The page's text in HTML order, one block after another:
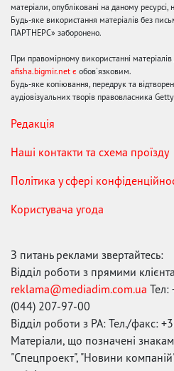
матеріали, опубліковані на даному
Будь-яке використання матеріалів без
ПАРТНЕРС» заборонено.
При правомірному використанні
afisha.bigmir.net є обов'язковим.
Будь-яке копіювання, передрук та
аудіовізуальних творів правовласника
Редакція
Наші контакти та схема проїзду
Політика у сфері
Користувача угода
З питань реклами звертайтесь:
Відділ роботи з прямими
reklama@mediadim.com.ua Тел:
(044) 207-97-00
Відділ роботи з РА: Тел./факс:
Матеріали, що позначені
"Спецпроект", "Новини